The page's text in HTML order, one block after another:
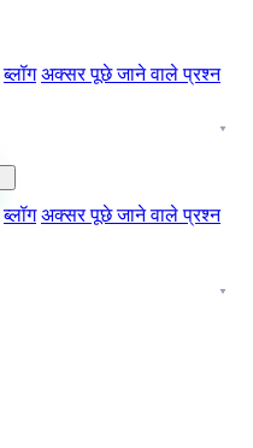
ब्लॉग अक्सर पूछे जाने वाले प्रश्न
ब्लॉग अक्सर पूछे जाने वाले प्रश्न